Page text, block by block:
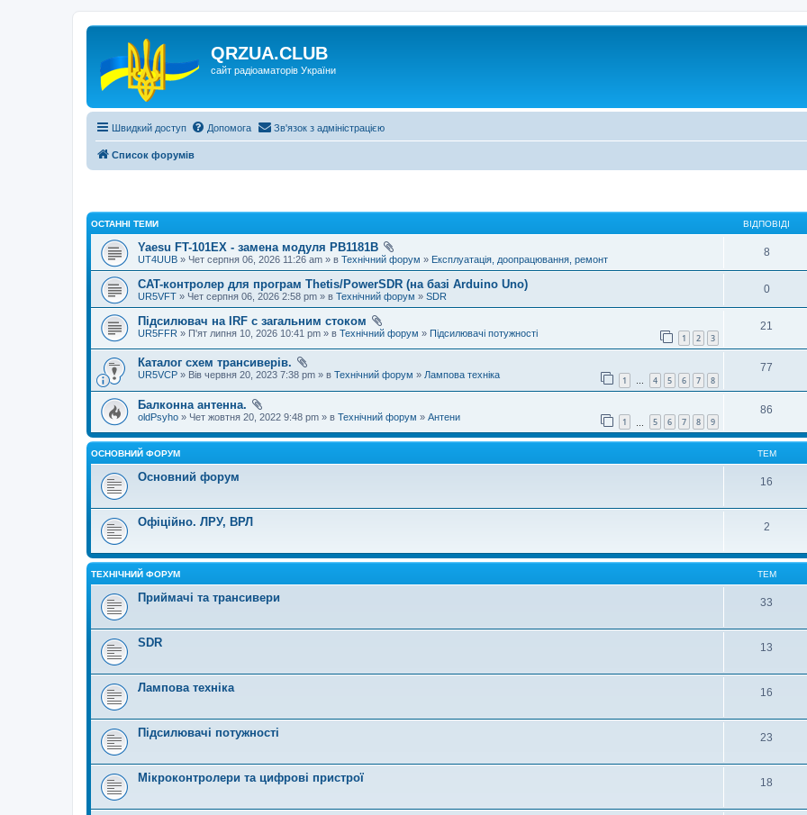
QRZUA.CLUB
сайт радіоаматорів України
Швидкий доступ Допомога Зв'язок з адміністрацією
Список форумів
ОСТАННІ ТЕМИ ВІДПОВІДІ
Yaesu FT-101EX - замена модуля PB1181B
UT4UUB » Чет серпня 06, 2026 11:26 am » в Технічний форум » Експлуатація, доопрацювання, ремонт
8
CAT-контролер для програм Thetis/PowerSDR (на базі Arduino Uno)
UR5VFT » Чет серпня 06, 2026 2:58 pm » в Технічний форум » SDR
0
Підсилювач на IRF с загальним стоком
1 2 3
UR5FFR » П'ят липня 10, 2026 10:41 pm » в Технічний форум » Підсилювачі потужності
21
Каталог схем трансиверів.
1 … 4 5 6 7 8
UR5VCP » Вів червня 20, 2023 7:38 pm » в Технічний форум » Лампова техніка
77
Балконна антенна.
1 5 6 7 8 9
oldPsyho » Чет жовтня 20, 2022 9:48 pm » в Технічний форум » Антени
86
ОСНОВНИЙ ФОРУМ ТЕМ
Основний форум 16
Офіційно. ЛРУ, ВРЛ 2
ТЕХНІЧНИЙ ФОРУМ ТЕМ
Приймачі та трансивери 33
SDR 13
Лампова техніка 16
Підсилювачі потужності 23
Мікроконтролери та цифрові пристрої 18